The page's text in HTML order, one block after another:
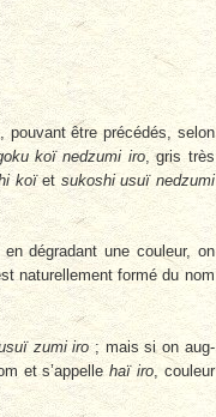
pouvant être précédés, selon
koï nedzumi iro, gris très
koïet sukoshi usuï nedzumi
dégradant une couleur, on
naturellement formé du nom
zumi iro; mais si on aug­
et s’appellehaï iro, couleur